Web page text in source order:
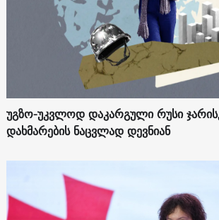
უგზო-უკვლოდ დაკარგული რუსი
დახმარების ნაცვლად დევნიან